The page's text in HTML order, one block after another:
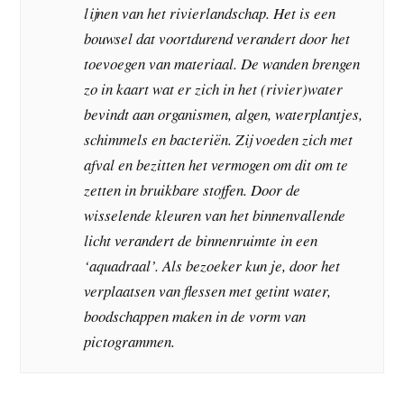
lijnen van het rivierlandschap. Het is een
bouwsel dat voortdurend verandert door het
toevoegen van materiaal. De wanden brengen
zo in kaart wat er zich in het (rivier)water
bevindt aan organismen, algen, waterplantjes,
schimmels en bacteriën. Zij voeden zich met
afval en bezitten het vermogen om dit om te
zetten in bruikbare stoffen. Door de
wisselende kleuren van het binnenvallende
licht verandert de binnenruimte in een
‘aquadraal’. Als bezoeker kun je, door het
verplaatsen van flessen met getint water,
boodschappen maken in de vorm van
pictogrammen.